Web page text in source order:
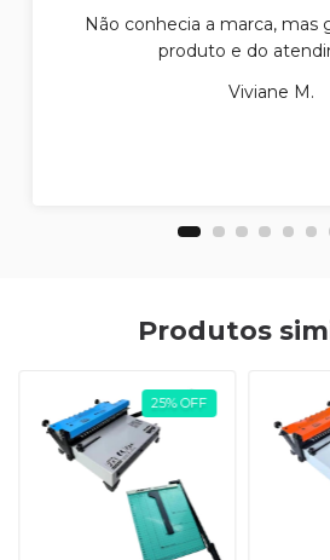
Não conhecia a marca, mas
produto e do
Viviane M.
Produtos
25%OFF